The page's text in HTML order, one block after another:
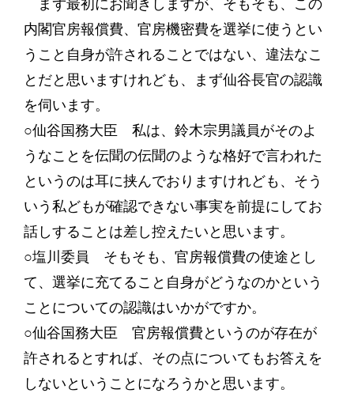
まず最初にお聞きしますが、そもそも、この
内閣官房報償費、官房機密費を選挙に使うとい
うこと自身が許されることではない、違法なこ
とだと思いますけれども、まず仙谷長官の認識
を伺います。
○仙谷国務大臣 私は、鈴木宗男議員がそのよ
うなことを伝聞の伝聞のような格好で言われた
というのは耳に挟んでおりますけれども、そう
いう私どもが確認できない事実を前提にしてお
話しすることは差し控えたいと思います。
○塩川委員 そもそも、官房報償費の使途とし
て、選挙に充てること自身がどうなのかという
ことについての認識はいかがですか。
○仙谷国務大臣 官房報償費というのが存在が
許されるとすれば、その点についてもお答えを
しないということになろうかと思います。